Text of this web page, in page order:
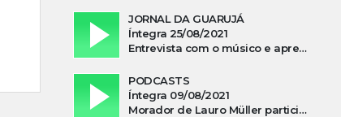
JORNAL DA GUARUJÁ
Íntegra 25/08/2021
Entrevista com o músico e apresentador, Lismael Ferrareis, no Cidade e Campo
PODCASTS
Íntegra 09/08/2021
Morador de Lauro Müller participa de motociata em apoio a Bolsonaro